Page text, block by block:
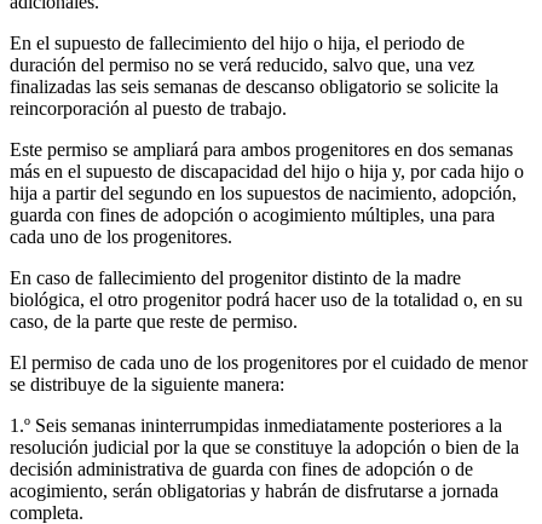
En el supuesto de fallecimiento del hijo o hija, el periodo de
duración del permiso no se verá reducido, salvo que, una vez
finalizadas las seis semanas de descanso obligatorio se solicite la
reincorporación al puesto de trabajo.
Este permiso se ampliará para ambos progenitores en dos semanas
más en el supuesto de discapacidad del hijo o hija y, por cada hijo o
hija a partir del segundo en los supuestos de nacimiento, adopción,
guarda con fines de adopción o acogimiento múltiples, una para
cada uno de los progenitores.
En caso de fallecimiento del progenitor distinto de la madre
biológica, el otro progenitor podrá hacer uso de la totalidad o, en su
caso, de la parte que reste de permiso.
El permiso de cada uno de los progenitores por el cuidado de menor
se distribuye de la siguiente manera:
1.º Seis semanas ininterrumpidas inmediatamente posteriores a la
resolución judicial por la que se constituye la adopción o bien de la
decisión administrativa de guarda con fines de adopción o de
acogimiento, serán obligatorias y habrán de disfrutarse a jornada
completa.